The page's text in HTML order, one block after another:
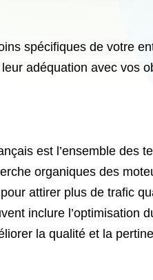
spécifiques de votre
adéquation avec vos
est l’ensemble des
organiques des
attirer plus de trafic
inclure l’optimisation
la qualité et la